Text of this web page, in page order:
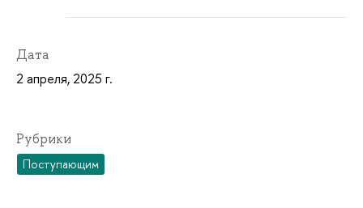
Дата
2 апреля, 2025 г.
Рубрики
Поступающим